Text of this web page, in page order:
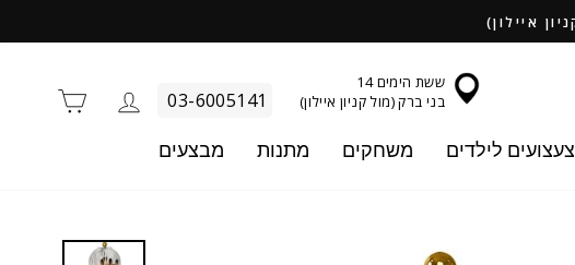
ששת הימים 14
בני ברק (מול קניון איילון)
03-6005141 התחברות
צעצועים לילדים משחקים מתנות מבצעים